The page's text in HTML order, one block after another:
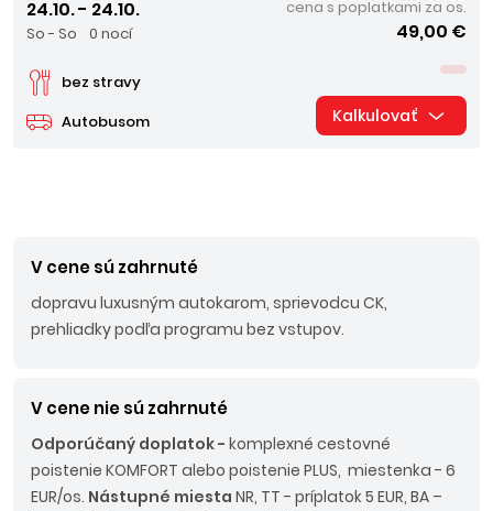
24.10. - 24.10.
So - So 0 nocí
Autobusom
bez stravy
cena s poplatkami za os.
49,00 €
Kalkulovať
V cene sú zahrnuté
dopravu luxusným autokarom, sprievodcu CK,
prehliadky podľa programu bez vstupov.
V cene nie sú zahrnuté
Odporúčaný doplatok - komplexné cestovné
poistenie KOMFORT alebo poistenie PLUS, miestenka - 6
EUR/os. Nástupné miesta NR, TT - príplatok 5 EUR, BA –